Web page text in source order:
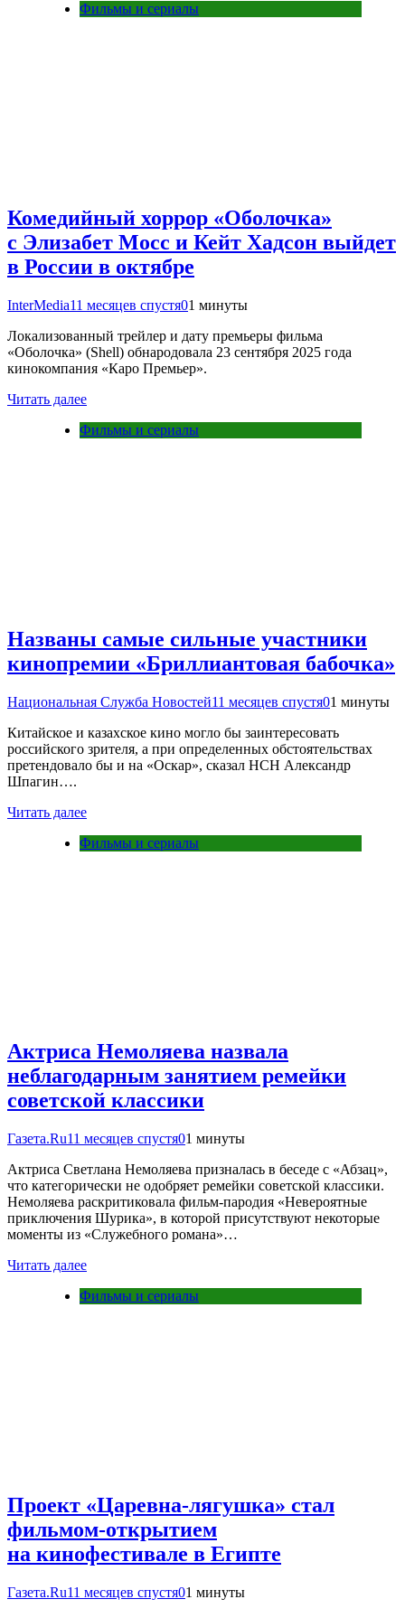
Фильмы и сериалы
Комедийный хоррор «Оболочка»
с Элизабет Мосс и Кейт Хадсон выйдет
в России в октябре
InterMedia11 месяцев спустя01 минуты
Локализованный трейлер и дату премьеры фильма
«Оболочка» (Shell) обнародовала 23 сентября 2025 года
кинокомпания «Каро Премьер».
Читать далее
Фильмы и сериалы
Названы самые сильные участники
кинопремии «Бриллиантовая бабочка»
Национальная Служба Новостей11 месяцев спустя01 минуты
Китайское и казахское кино могло бы заинтересовать
российского зрителя, а при определенных обстоятельствах
претендовало бы и на «Оскар», сказал НСН Александр
Шпагин….
Читать далее
Фильмы и сериалы
Актриса Немоляева назвала
неблагодарным занятием ремейки
советской классики
Газета.Ru11 месяцев спустя01 минуты
Актриса Светлана Немоляева призналась в беседе с «Абзац»,
что категорически не одобряет ремейки советской классики.
Немоляева раскритиковала фильм-пародия «Невероятные
приключения Шурика», в которой присутствуют некоторые
моменты из «Служебного романа»…
Читать далее
Фильмы и сериалы
Проект «Царевна-лягушка» стал
фильмом-открытием
на кинофестивале в Египте
Газета.Ru11 месяцев спустя01 минуты